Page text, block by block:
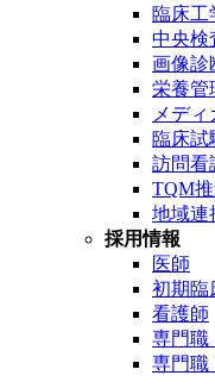
臨床工
中央検
画像診
栄養管
メデ
臨床試
訪問看
TQM
地域連
採用情報
医師
初期臨
看護師
専門職
専門職